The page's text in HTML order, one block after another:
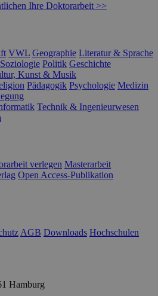
Ihre Doktorarbeit >>
VWL Geographie Literatur & Sprache
Soziologie Politik Geschichte
Kunst & Musik
Pädagogik Psychologie Medizin
Technik & Ingenieurwesen
verlegen Masterarbeit
Open Access-Publikation
AGB Downloads Hochschulen
Hamburg